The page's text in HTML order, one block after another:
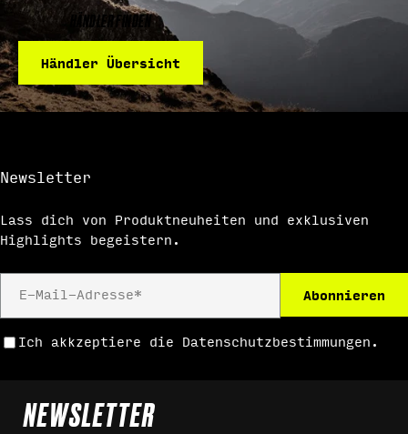
HÄNDLER FINDEN
Händler Übersicht
Newsletter
Lass dich von Produktneuheiten und exklusiven
Highlights begeistern.
Mail
Abonnieren
Ich akkzeptiere die Datenschutzbestimmungen.
NEWSLETTER